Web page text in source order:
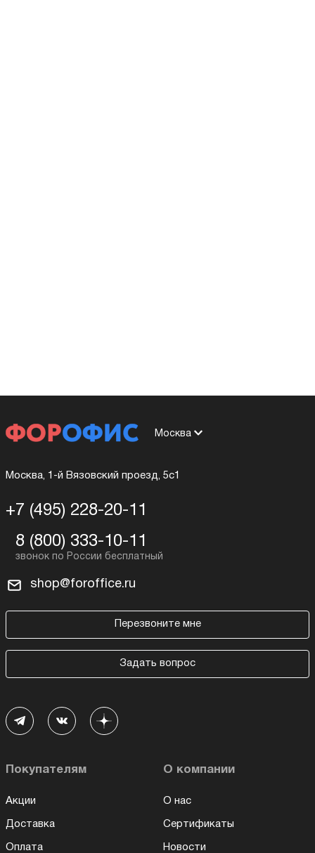
Москва
Москва, 1-й Вязовский проезд, 5с1
+7 (495) 228-20-11
8 (800) 333-10-11
shop@foroffice.ru
Перезвоните мне
Задать вопрос
Покупателям
Акции
Доставка
Оплата
О компании
О нас
Сертификаты
Новости